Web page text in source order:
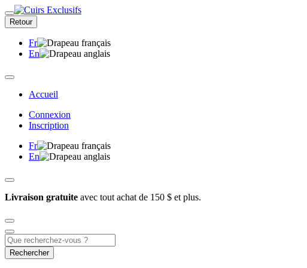
Retour
Fr
En
Accueil
Connexion
Inscription
Fr
En
Livraison gratuite avec tout achat de 150 $ et plus.
Rechercher